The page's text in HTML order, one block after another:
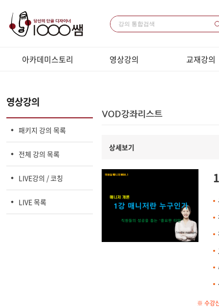
아카데미스토리 영상강의
LIVE 목록
교재강의
영상강의
패키지 강의 목록
전체 강의 목록
LIVE강의 / 코칭
LIVE 목록
상세보기
※ 수강